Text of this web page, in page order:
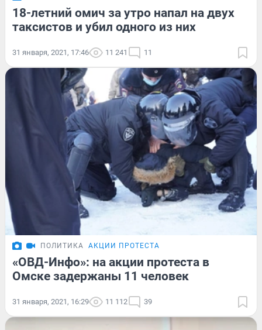
18-летний омич за утро напал на двух
таксистов и убил одного из них
31 января, 2021, 17:46 11 241 11
ПОЛИТИКА АКЦИИ ПРОТЕСТА
«ОВД-Инфо»: на акции протеста в
Омске задержаны 11 человек
31 января, 2021, 16:29 11 112 39